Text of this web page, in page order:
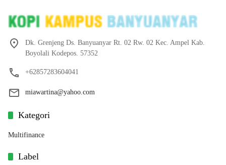
Dk. Grenjeng Ds. Banyuanyar Rt. 02 Rw. 02 Kec. Ampel Kab.
Boyolali Kodepos. 57352
+62857283604041
miawartina@yahoo.com
Kategori
Multifinance
Label